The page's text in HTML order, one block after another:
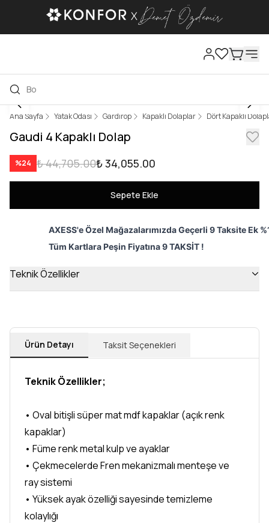
Ana Sayfa Yatak Odası Gardırop Kapaklı Dolaplar Dört Kapaklı
Gaudi 4 Kapaklı Dolap
%24 ₺ 44,705.00₺ 34,055.00
Sepete Ekle
AXESS'e Özel Mağazalarımızda Geçerli 9 Taksite Ek
Tüm Kartlara Peşin Fiyatına 9 TAKSİT !
Teknik Özellikler
Ürün Detayı Taksit Seçenekleri
Teknik Özellikler;
• Oval bitişli süper mat mdf kapaklar (açık renk
kapaklar)
• Füme renk metal kulp ve ayaklar
• Çekmecelerde Fren mekanizmalı menteşe ve
ray sistemi
• Yüksek ayak özelliği sayesinde temizleme
kolaylığı